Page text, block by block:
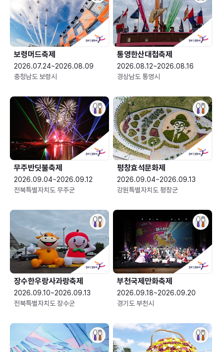
보령머드축제
2026.07.24~2026.08.09
충청남도 보령시
통영한산대첩축제
2026.08.12~2026.08.16
경상남도 통영시
무주반딧불축제
2026.09.04~2026.09.12
전북특별자치도 무주군
평창효석문화제
2026.09.04~2026.09.13
강원특별자치도 평창군
장수한우랑사과랑축제
2026.09.10~2026.09.13
전북특별자치도 장수군
부천국제만화축제
2026.09.18~2026.09.20
경기도 부천시